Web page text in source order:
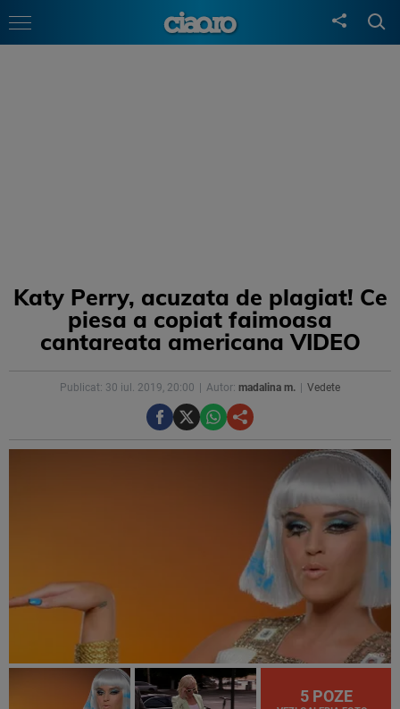
Katy Perry, acuzata de plagiat! Ce
piesa a copiat faimoasa
cantareata americana VIDEO
Publicat: 30 iul. 2019, 20:00 Autor: madalina m. Vedete
5 POZE